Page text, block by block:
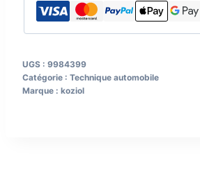
Couleur
nature
green
UGS : 9984399
Catégorie : Technique automobile
Marque : koziol